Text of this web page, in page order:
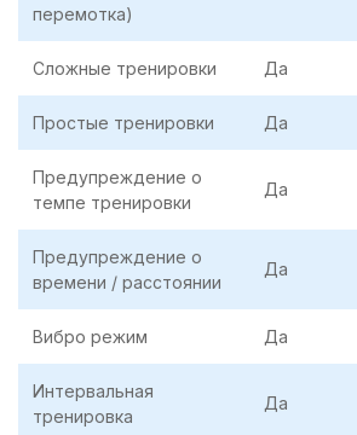
перемотка)
Сложные тренировки Да
Простые тренировки Да
Предупреждение о
темпе тренировки
Да
Предупреждение о
времени / расстоянии
Да
Вибро режим Да
Интервальная
тренировка
Да